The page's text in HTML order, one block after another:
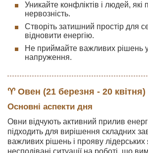
Уникайте конфліктів і людей,
нервозність.
Створіть затишний простір для
відновити енергію.
Не приймайте важливих рішень у
напруження.
♈ Овен (21 березня - 20 квітня)
Основні аспекти дня
Овни відчують активний прилив
підходить для вирішення складних
важливих рішень і прояву
несподівані ситуації на роботі, що